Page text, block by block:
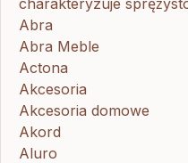
charakteryzuje
Abra
Abra Meble
Actona
Akcesoria
Akcesoria domowe
Akord
Aluro